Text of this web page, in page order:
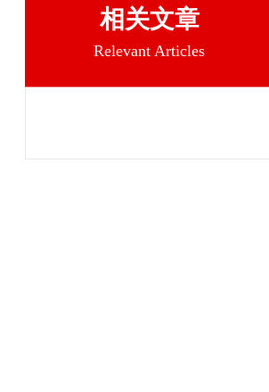
相关文章
Relevant Articles